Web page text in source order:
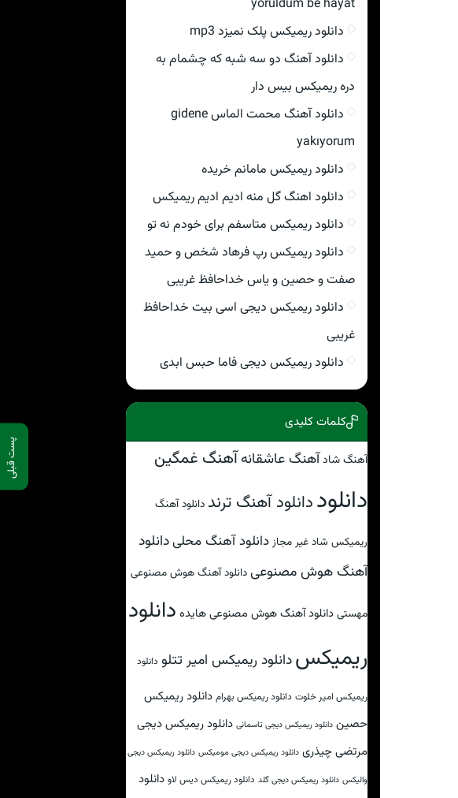
پست قبلی
yoruldum be hayat
دانلود ریمیکس پلک نمیزد mp3
دانلود آهنگ دو سه شبه که چشمام به
دره ریمیکس بیس دار
دانلود آهنگ محمت الماس gidene
yakıyorum
دانلود ریمیکس مامانم خریده
دانلود اهنگ گل منه ادیم ادیم ریمیکس
دانلود ریمیکس متاسفم برای خودم نه تو
دانلود ریمیکس رپ فرهاد شخص و حمید
صفت و حصین و یاس خداحافظ غریبی
دانلود ریمیکس دیجی اسی بیت خداحافظ
غریبی
دانلود ریمیکس دیجی فاما حبس ابدی
کلمات کلیدی
آهنگ شادآهنگ عاشقانهآهنگ غمگین
دانلوددانلود آهنگ ترند دانلود آهنگ
ریمیکس شاد غیر مجاز دانلود آهنگ محلیدانلود
آهنگ هوش مصنوعی دانلود آهنگ هوش مصنوعی
مهستی دانلود آهنگ هوش مصنوعی هایده دانلود
ریمیکسدانلود ریمیکس امیر تتلو دانلود
ریمیکس امیر خلوت دانلود ریمیکس بهرام دانلود ریمیکس
حصین دانلود ریمیکس دیجی تاسمانی دانلود ریمیکس دیجی
مرتضی چیذری دانلود ریمیکس دیجی مومیکس دانلود ریمیکس دیجی
والیکس دانلود ریمیکس دیجی گلد دانلود ریمیکس دیس لاو دانلود